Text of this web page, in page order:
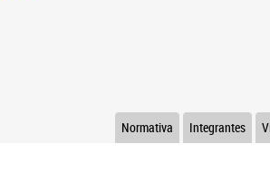
Integrantes
Normativa